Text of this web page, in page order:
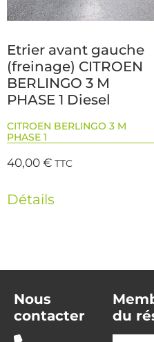
Etrier avant gauche
(freinage) CITROEN
BERLINGO 3 M
PHASE 1 Diesel
CITROEN BERLINGO 3 M
PHASE 1
40,00€ TTC
Détails
Nous
contacter
du